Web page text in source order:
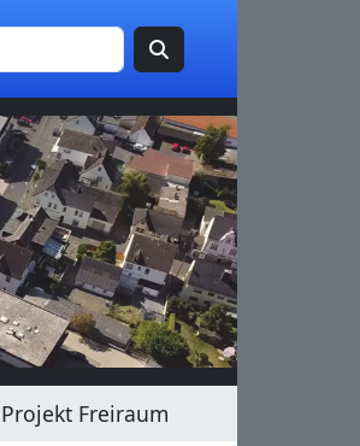
Projekt Freiraum